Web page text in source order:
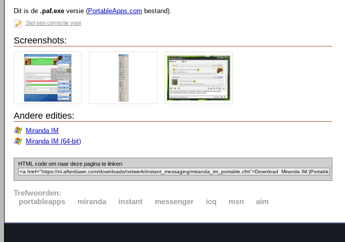
Dit is de .paf.exe versie (PortableApps.com bestand).
Stel een correctie voor
Screenshots:
Andere edities:
Miranda IM
Miranda IM (64-bit)
HTML code om naar deze pagina te linken:
Trefwoorden:
portableapps
miranda instant messenger icq msn aim